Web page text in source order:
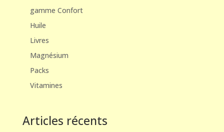
gamme Confort
Huile
Livres
Magnésium
Packs
Vitamines
Articles récents